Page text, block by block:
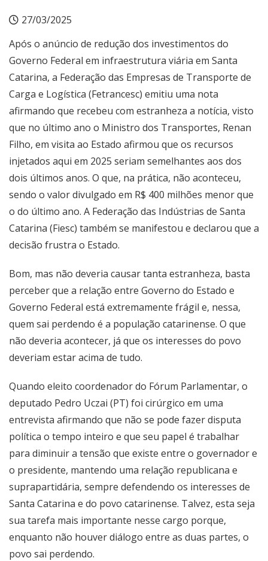
27/03/2025
Após o anúncio de redução dos investimentos do
Governo Federal em infraestrutura viária em Santa
Catarina, a Federação das Empresas de Transporte de
Carga e Logística (Fetrancesc) emitiu uma nota
afirmando que recebeu com estranheza a notícia, visto
que no último ano o Ministro dos Transportes, Renan
Filho, em visita ao Estado afirmou que os recursos
injetados aqui em 2025 seriam semelhantes aos dos
dois últimos anos. O que, na prática, não aconteceu,
sendo o valor divulgado em R$ 400 milhões menor que
o do último ano. A Federação das Indústrias de Santa
Catarina (Fiesc) também se manifestou e declarou que a
decisão frustra o Estado.
Bom, mas não deveria causar tanta estranheza, basta
perceber que a relação entre Governo do Estado e
Governo Federal está extremamente frágil e, nessa,
quem sai perdendo é a população catarinense. O que
não deveria acontecer, já que os interesses do povo
deveriam estar acima de tudo.
Quando eleito coordenador do Fórum Parlamentar, o
deputado Pedro Uczai (PT) foi cirúrgico em uma
entrevista afirmando que não se pode fazer disputa
política o tempo inteiro e que seu papel é trabalhar
para diminuir a tensão que existe entre o governador e
o presidente, mantendo uma relação republicana e
suprapartidária, sempre defendendo os interesses de
Santa Catarina e do povo catarinense. Talvez, esta seja
sua tarefa mais importante nesse cargo porque,
enquanto não houver diálogo entre as duas partes, o
povo sai perdendo.